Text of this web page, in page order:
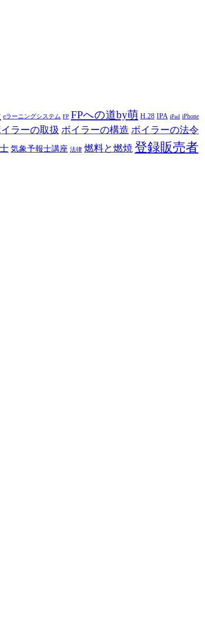
eラーニングシステム FP FPへの道by萌 H.28 IPA iPad iPhone
ラーの取扱 ボイラーの構造 ボイラーの法令
気象予報士講座 法律 燃料と燃焼 登録販売者